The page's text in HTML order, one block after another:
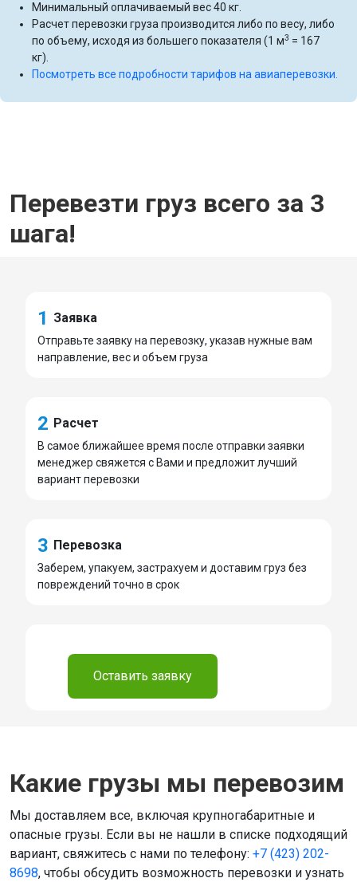
Минимальный оплачиваемый вес 40 кг.
Расчет перевозки груза производится либо по весу, либо
по объему, исходя из большего показателя (1 м3 = 167
кг).
Посмотреть все подробности тарифов на авиаперевозки.
Перевезти груз всего за 3
шага!
1 Заявка
Отправьте заявку на перевозку, указав нужные вам
направление, вес и объем груза
2 Расчет
В самое ближайшее время после отправки заявки
менеджер свяжется с Вами и предложит лучший
вариант перевозки
3 Перевозка
Заберем, упакуем, застрахуем и доставим груз без
повреждений точно в срок
Оставить заявку
Какие грузы мы перевозим
Мы доставляем все, включая крупногабаритные и
опасные грузы. Если вы не нашли в списке подходящий
вариант, свяжитесь с нами по телефону: +7 (423) 202-
8698, чтобы обсудить возможность перевозки и узнать